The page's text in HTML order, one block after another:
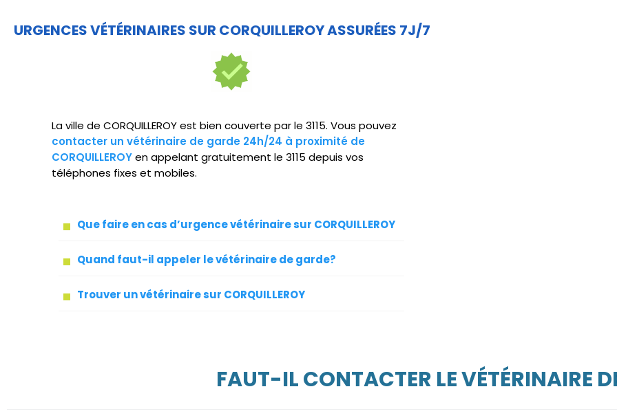
URGENCES VÉTÉRINAIRES SUR CORQUILLEROY ASSURÉES 7J/7
La ville de CORQUILLEROY est bien couverte par le 3115. Vous pouvez
contacter un vétérinaire de garde 24h/24 à proximité de
CORQUILLEROYen appelant gratuitement le 3115 depuis vos
téléphones fixes et mobiles.
Que faire en cas d’urgence vétérinaire sur CORQUILLEROY
Quand faut-il appeler le vétérinaire de garde?
Trouver un vétérinaire sur CORQUILLEROY
FAUT-IL CONTACTER LE VÉTÉRINAIRE